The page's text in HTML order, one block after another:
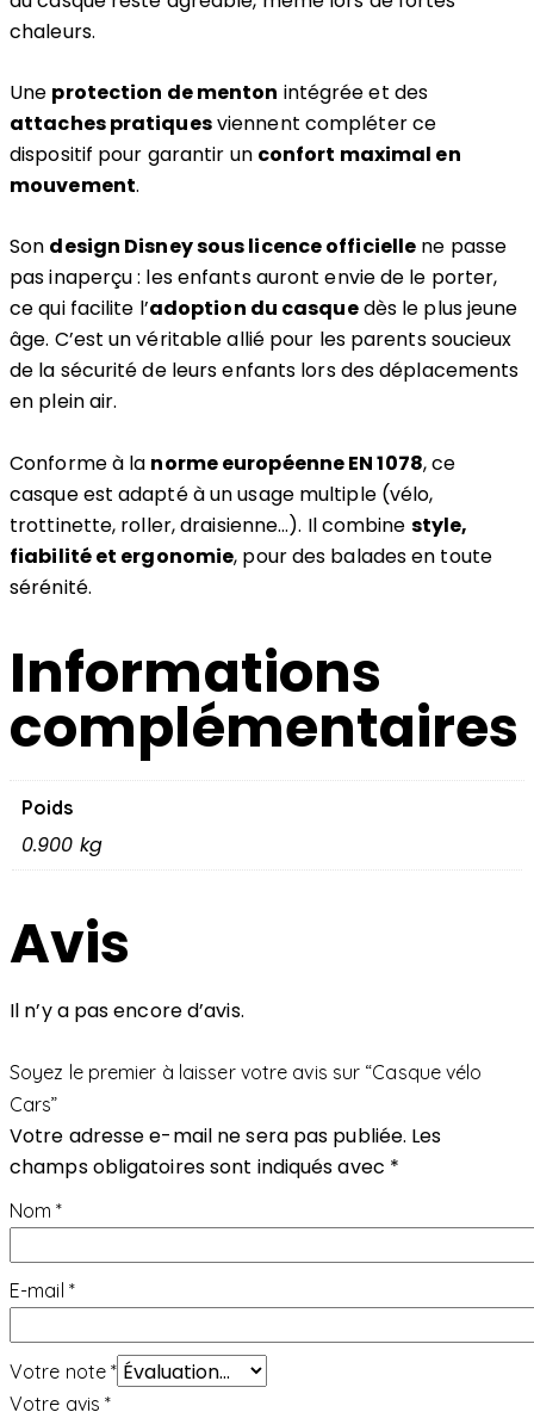
chaleurs.
Une protection de menton intégrée et des
attaches pratiquesviennent compléter ce
dispositif pour garantir un confort maximal en
mouvement.
Son design Disney sous licence officielle ne passe
pas inaperçu : les enfants auront envie de le porter,
ce qui facilite l’adoption du casquedès le plus jeune
âge. C’est un véritable allié pour les parents soucieux
de la sécurité de leurs enfants lors des déplacements
en plein air.
Conforme à la norme européenne EN 1078, ce
casque est adapté à un usage multiple (vélo,
trottinette, roller, draisienne…). Il combine style,
fiabilité et ergonomie, pour des balades en toute
sérénité.
Informations
complémentaires
Poids
0.900 kg
Avis
Il n’y a pas encore d’avis.
Soyez le premier à laisser votre avis sur “Casque vélo
Cars”
Votre adresse e-mail ne sera pas publiée. Les
champs obligatoires sont indiqués avec *
Nom*
E-mail *
Votre note*
Votre avis*